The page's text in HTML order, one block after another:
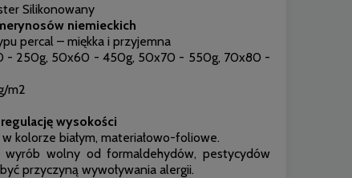
Silikonowany
niemieckich
percal – miękka i przyjemna
- 250g, 50x60 - 450g, 50x70 - 550g, 70x80 -
m2
wysokości
kolorze białym, materiałowo-foliowe.
wyrób wolny od formaldehydów, pestycydów
przyczyną wywoływania alergii.